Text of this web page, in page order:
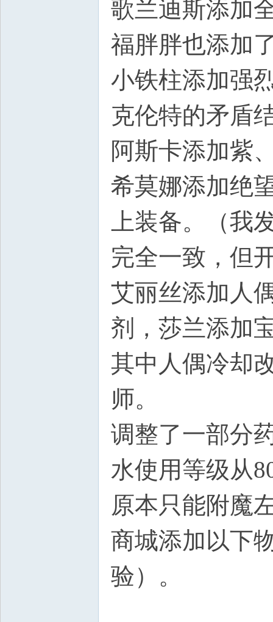
歌兰迪斯添加
福胖胖也添加
小铁柱添加强
克伦特的矛盾
阿斯卡添加紫
希莫娜添加绝
上装备。（我
完全一致，但
艾丽丝添加人
剂，莎兰添加
其中人偶冷却
师。
调整了一部分
水使用等级从
原本只能附魔
商城添加以下
验）。